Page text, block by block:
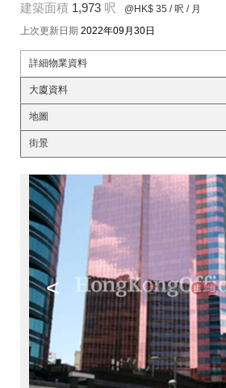
建築面積 1,973 呎 @HK$ 35 / 呎 / 月
上次更新日期 2022年09月30日
詳細物業資料
大廈資料
地圖
街景
<